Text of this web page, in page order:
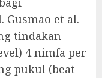
et al.
tindakan
4 nimfa per
pukul (beat